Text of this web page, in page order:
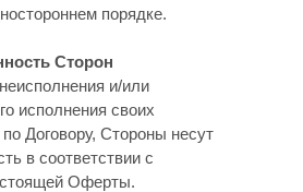
порядке.
Сторон
и/или
исполнения своих
Договору, Стороны несут
в соответствии с
Оферты.